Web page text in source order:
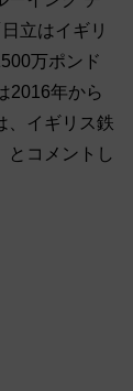
立はイギリ
万ポンド
2016年から
、イギリス鉄
とコメントし